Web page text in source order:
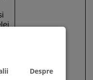
Despre